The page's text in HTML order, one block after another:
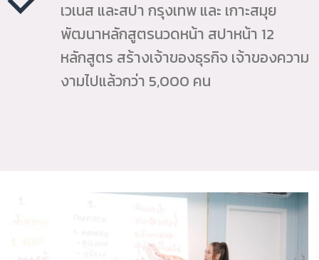
เวเนส และสปา กรุงเทพ และ เกาะสมุย
พัฒนาหลักสูตรนวดหน้า สปาหน้า 12
หลักสูตร สร้างเจ้าของธุรกิจ เจ้าของความ
งามไปแล้วกว่า 5,000 คน